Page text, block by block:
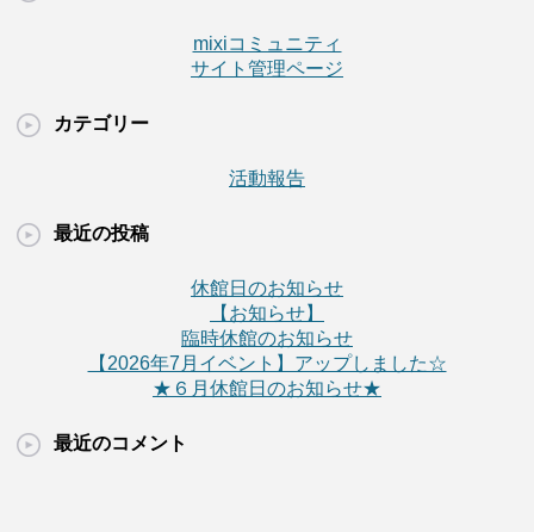
mixiコミュニティ
サイト管理ページ
カテゴリー
活動報告
最近の投稿
休館日のお知らせ
【お知らせ】
臨時休館のお知らせ
【2026年7月イベント】アップしました☆
★６月休館日のお知らせ★
最近のコメント